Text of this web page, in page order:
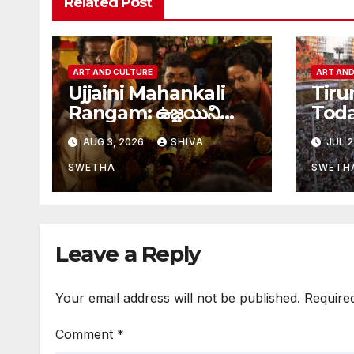
ART AND CULTURE
Ujjaini Mahankali
Rangam: ఉజ్జయిని
మహంకాళి ఆలయంలో
సంప్రదాయ రంగం
కార్యక్రమం
AUG 3, 2026 SHIVA
SWETHA
ART
JUL
Leave a Reply
Your email address will not be published.
Comment *